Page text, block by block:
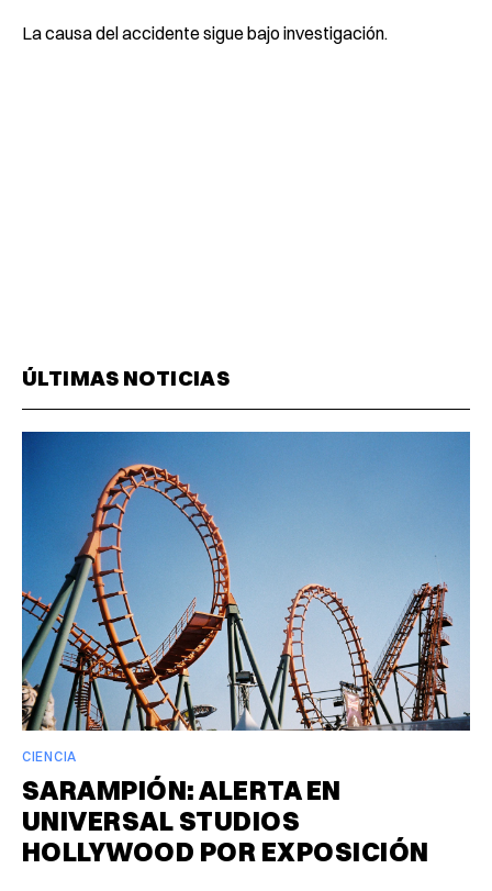
La causa del accidente sigue bajo investigación.
ÚLTIMAS NOTICIAS
CIENCIA
SARAMPIÓN: ALERTA EN
UNIVERSAL STUDIOS
HOLLYWOOD POR EXPOSICIÓN